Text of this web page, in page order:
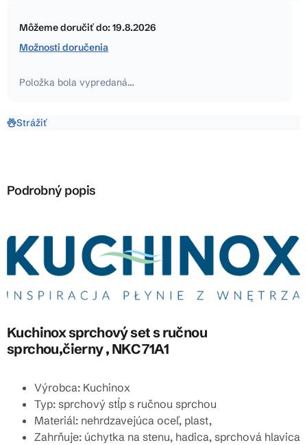
cena:
Môžeme doručiť do:19.8.2026
Možnosti doručenia
Položka bola vypredaná…
Strážiť
Podrobný popis
Kuchinox sprchový set s ručnou
sprchou,čierny , NKC 71A1
Výrobca: Kuchinox
Typ: sprchový stĺp s ručnou sprchou
Materiál: nehrdzavejúca oceľ, plast,
Zahrňuje: úchytka na stenu, hadica, sprchová hlavica